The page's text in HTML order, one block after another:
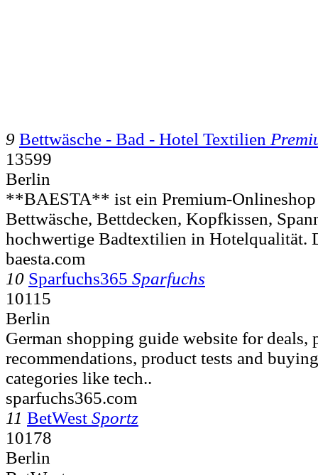
9 Bettwäsche - Bad - Hotel Textilien
13599
Berlin
**BAESTA** ist ein Premium-
Bettwäsche, Bettdecken, Kopfkissen,
hochwertige Badtextilien in Hotelqualität.
baesta.com
10 Sparfuchs365 Sparfuchs
10115
Berlin
German shopping guide website for deals,
recommendations, product tests and
categories like tech..
sparfuchs365.com
11 BetWest Sportz
10178
Berlin